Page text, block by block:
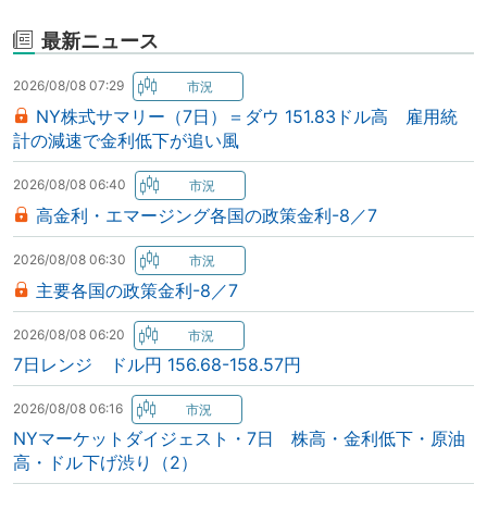
最新ニュース
2026/08/08 07:29
NY株式サマリー（7日）＝ダウ 151.83ドル高 雇用統
計の減速で金利低下が追い風
2026/08/08 06:40
高金利・エマージング各国の政策金利-8／7
2026/08/08 06:30
主要各国の政策金利-8／7
2026/08/08 06:20
7日レンジ ドル円 156.68-158.57円
2026/08/08 06:16
NYマーケットダイジェスト・7日 株高・金利低下・原油
高・ドル下げ渋り（2）